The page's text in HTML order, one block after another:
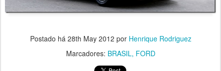
Postado há 28th May 2012 por Henrique Rodriguez
Marcadores: BRASIL FORD